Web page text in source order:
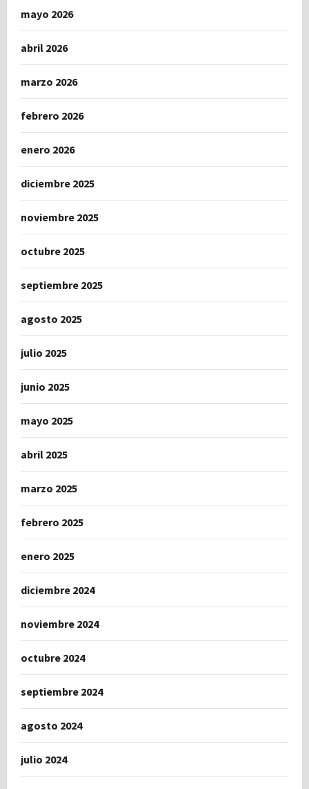
mayo 2026
abril 2026
marzo 2026
febrero 2026
enero 2026
diciembre 2025
noviembre 2025
octubre 2025
septiembre 2025
agosto 2025
julio 2025
junio 2025
mayo 2025
abril 2025
marzo 2025
febrero 2025
enero 2025
diciembre 2024
noviembre 2024
octubre 2024
septiembre 2024
agosto 2024
julio 2024